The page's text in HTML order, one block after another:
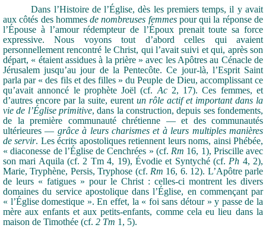
Dans l’Histoire de l’Église, dès les premiers temps, il y avait
aux côtés des hommesde nombreuses femmespour qui la réponse de
l’Épouse à l’amour rédempteur de l’Époux prenait toute sa force
expressive. Nous voyons tout d’abord celles qui avaient
personnellement rencontré le Christ, qui l’avait suivi et qui, après son
départ, « étaient assidues à la prière » avec les Apôtres au Cénacle de
Jérusalem jusqu’au jour de la Pentecôte. Ce jour-là, l’Esprit Saint
parla par « des fils et des filles » du Peuple de Dieu, accomplissant ce
qu’avait annoncé le prophète Joël (cf. Ac2, 17). Ces femmes, et
d’autres encore par la suite, eurent un rôle actif et important dans la
vie de l’Église primitive, dans la construction, depuis ses fondements,
de la première communauté chrétienne — et des communautés
ultérieures — grâce à leurs charismes et à leurs multiples manières
de servir. Les écrits apostoliques retiennent leurs noms, ainsi Phébée,
« diaconesse de l’Église de Cenchrées » (cf. Rm 16, 1), Priscille avec
son mari Aquila (cf. 2 Tm 4, 19), Évodie et Syntyché (cf. Ph 4, 2),
Marie, Tryphène, Persis, Tryphose (cf. Rm 16, 6. 12). L’Apôtre parle
de leurs « fatigues » pour le Christ : celles-ci montrent les divers
domaines du service apostolique dans l’Église, en commençant par
« l’Église domestique ». En effet, la « foi sans détour » y passe de la
mère aux enfants et aux petits-enfants, comme cela eu lieu dans la
maison de Timothée (cf. 2 Tm 1, 5).